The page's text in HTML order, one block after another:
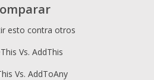
esto contra otros
Vs. AddThis
Vs. AddToAny